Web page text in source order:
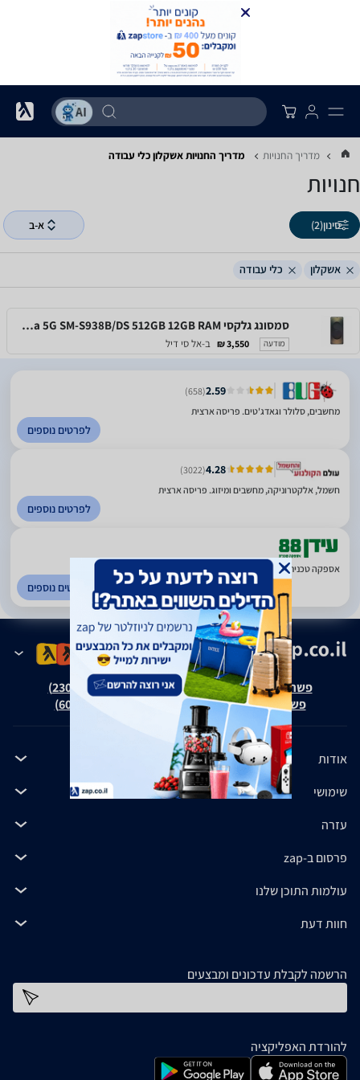
מדריך החנויות מדריך החנויות ‏אשקלון ‏כלי עבודה
חנויות
סינון(2) א-ב
אשקלון כלי עבודה
סמסונג גלקסי Samsung Galaxy S25 Ultra 5G SM-S938B/DS 512GB 12GB RAM
מודעה 3,550 ₪ ב-אל סי דיל
2.59
(658)
מחשבים, סלולר וגאדג'טים. פריסה ארצית
לפרטים נוספים
4.28
(3022)
חשמל, אלקטרוניקה, מחשבים ומיזוג. פריסה ארצית
לפרטים נוספים
אספקה טכנית וכלי עבודה. אשקלון
לפרטים נוספים
פשרה בת"צ אבנצ'יק נ' זאפ גרופ (ת"צ 23008-08-20)
פשרה בת"צ כהנים נ' זאפ גרופ (ת"צ 60371-12-19)
אודות
שימושי
עזרה
פרסום ב-zap
עולמות התוכן שלנו
חוות דעת
הרשמה לקבלת עדכונים ומבצעים
להורדת האפליקציה